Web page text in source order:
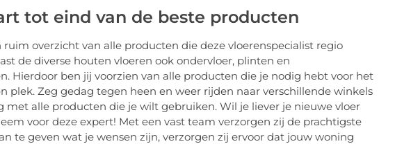
tot eind van de beste producten
ruim overzicht van alle producten die deze vloerenspecialist regio
de diverse houten vloeren ook ondervloer, plinten en
Hierdoor ben jij voorzien van alle producten die je nodig hebt voor het
plek. Zeg gedag tegen heen en weer rijden naar verschillende winkels
met alle producten die je wilt gebruiken. Wil je liever je nieuwe vloer
voor deze expert! Met een vast team verzorgen zij de prachtigste
te geven wat je wensen zijn, verzorgen zij ervoor dat jouw woning